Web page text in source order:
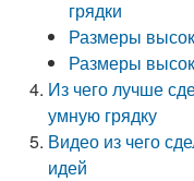
грядки
Размеры
Размеры
Из чего лучше
умную грядку
Видео из чего
идей